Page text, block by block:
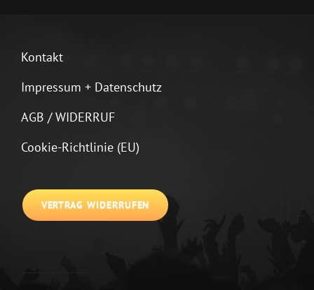
Kontakt
Impressum + Datenschutz
AGB / WIDERRUF
Cookie-Richtlinie (EU)
VERTRAG WIDERRUFEN